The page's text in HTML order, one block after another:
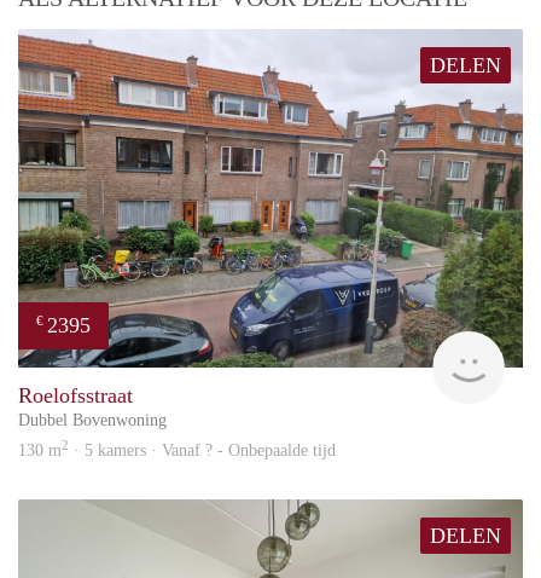
DELEN
€ 2395
Roelofsstraat
Dubbel Bovenwoning
130 m2 · 5 kamers · Vanaf ? - Onbepaalde tijd
DELEN